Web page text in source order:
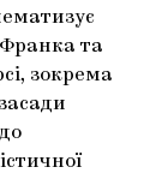
та
зокрема